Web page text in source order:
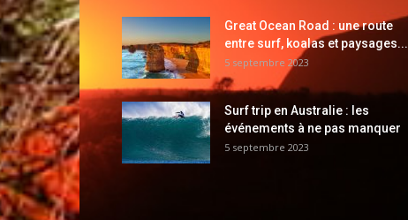
Great Ocean Road : une route
entre surf, koalas et paysages...
5 septembre 2023
Surf trip en Australie : les
événements à ne pas manquer
5 septembre 2023